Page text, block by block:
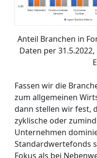
Anteil Branchen in
Daten per
Fassen wir die
zum allgemeinen
dann stellen wir fest,
zyklische oder
Unternehmen
Standardwertefonds
Fokus als bei